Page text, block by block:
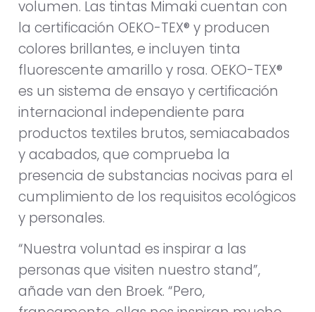
volumen. Las tintas Mimaki cuentan con
la certificación OEKO-TEX® y producen
colores brillantes, e incluyen tinta
fluorescente amarillo y rosa. OEKO-TEX®
es un sistema de ensayo y certificación
internacional independiente para
productos textiles brutos, semiacabados
y acabados, que comprueba la
presencia de substancias nocivas para el
cumplimiento de los requisitos ecológicos
y personales.
“Nuestra voluntad es inspirar a las
personas que visiten nuestro stand”,
añade van den Broek. “Pero,